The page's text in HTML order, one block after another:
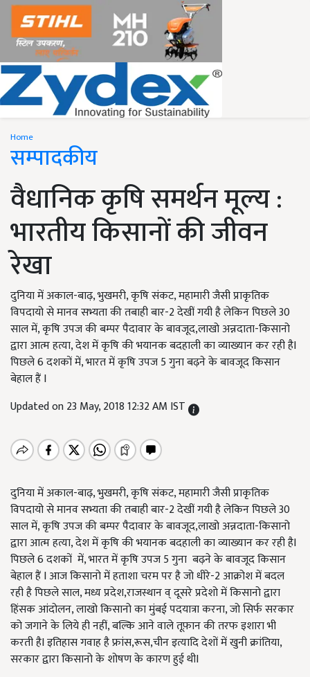
Home
सम्पादकीय
वैधानिक कृषि समर्थन मूल्य :
भारतीय किसानों की जीवन
रेखा
दुनिया में अकाल-बाढ़, भुखमरी, कृषि संकट, महामारी जैसी प्राकृतिक
विपदायो से मानव सभ्यता की तबाही बार-2 देखीं गयी है लेकिन पिछले 30
साल में, कृषि उपज की बम्पर पैदावार के बावजूद,लाखो अन्नदाता-किसानो
द्वारा आत्म हत्या, देश में कृषि की भयानक बदहाली का व्याख्यान कर रही हैI
पिछले 6 दशकों में, भारत में कृषि उपज 5 गुना बढ़ने के बावजूद किसान
बेहाल हैं I
Updated on 23 May, 2018 12:32 AM IST
दुनिया में अकाल-बाढ़, भुखमरी, कृषि संकट, महामारी जैसी प्राकृतिक
विपदायो से मानव सभ्यता की तबाही बार-2 देखीं गयी है लेकिन पिछले 30
साल में, कृषि उपज की बम्पर पैदावार के बावजूद,लाखो अन्नदाता-किसानो
द्वारा आत्म हत्या, देश में कृषि की भयानक बदहाली का व्याख्यान कर रही हैI
पिछले 6 दशकों में, भारत में कृषि उपज 5 गुना बढ़ने के बावजूद किसान
बेहाल हैं I आज किसानो में हताशा चरम पर है जो धीरे-2 आक्रोश में बदल
रही है पिछले साल, मध्य प्रदेश,राजस्थान व् दूसरे प्रदेशो में किसानो द्वारा
हिंसक आंदोलन, लाखो किसानो का मुंबई पदयात्रा करना, जो सिर्फ सरकार
को जगाने के लिये ही नहीं, बल्कि आने वाले तूफ़ान की तरफ इशारा भी
करती हैI इतिहास गवाह है फ्रांस,रूस,चीन इत्यादि देशों में खुनी क्रांतिया,
सरकार द्वारा किसानो के शोषण के कारण हुई थीI